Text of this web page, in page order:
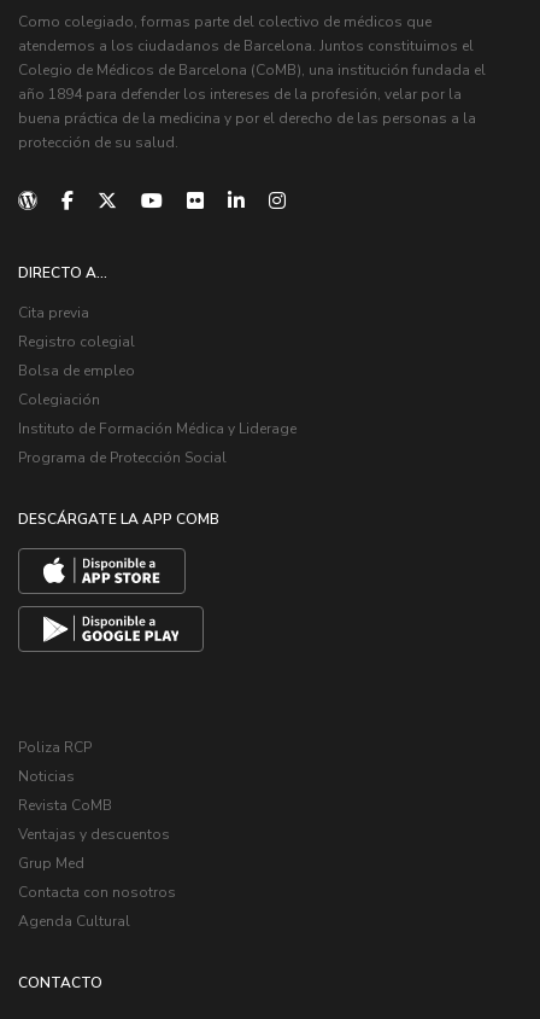
Como colegiado, formas parte del colectivo de médicos que
atendemos a los ciudadanos de Barcelona. Juntos constituimos el
Colegio de Médicos de Barcelona (CoMB), una institución fundada el
año 1894 para defender los intereses de la profesión, velar por la
buena práctica de la medicina y por el derecho de las personas a la
protección de su salud.
DIRECTO A...
Cita previa
Registro colegial
Bolsa de empleo
Colegiación
Instituto de Formación Médica y Liderage
Programa de Protección Social
DESCÁRGATE LA APP COMB
Poliza RCP
Noticias
Revista CoMB
Ventajas y descuentos
Grup Med
Contacta con nosotros
Agenda Cultural
CONTACTO